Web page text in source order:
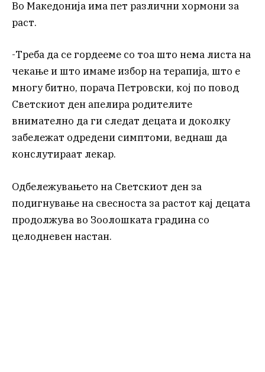
Во Македонија има пет различни хормони за
раст.
-Треба да се гордееме со тоа што нема листа на
чекање и што имаме избор на терапија, што е
многу битно, порача Петровски, кој по повод
Светскиот ден апелира родителите
внимателно да ги следат децата и доколку
забележат одредени симптоми, веднаш да
конслутираат лекар.
Одбележувањето на Светскиот ден за
подигнување на свесноста за растот кај децата
продолжува во Зоолошката градина со
целодневен настан.